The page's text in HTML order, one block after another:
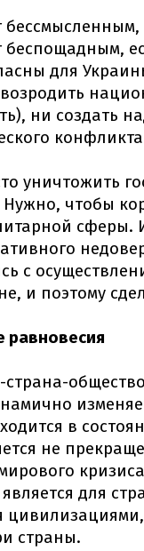
беспощадным,
для
ни создать
уничтожить
Нужно, чтобы
сферы.
с
и поэтому
равновесия
страна-
в
не
для
страны.